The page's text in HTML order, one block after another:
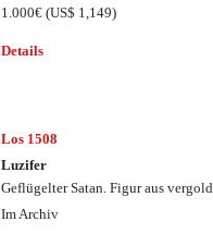
1.000€(US$ 1,149)
Details
Los 1508
Luzifer
Geflügelter Satan. Figur aus
Im Archiv